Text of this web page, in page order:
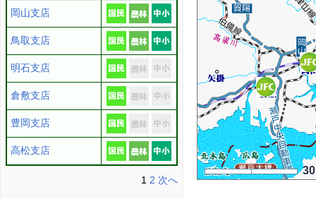
岡山支店
鳥取支店
明石支店
倉敷支店
豊岡支店
高松支店
1 2 次へ